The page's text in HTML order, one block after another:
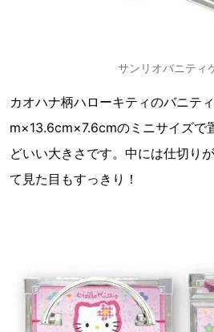
サンリオバニティ
カオハナ柄ハローキティのバニテ
m×13.6cm×7.6cmのミニサイズで
どいい大きさです。中には仕切り
て見た目もすっきり！